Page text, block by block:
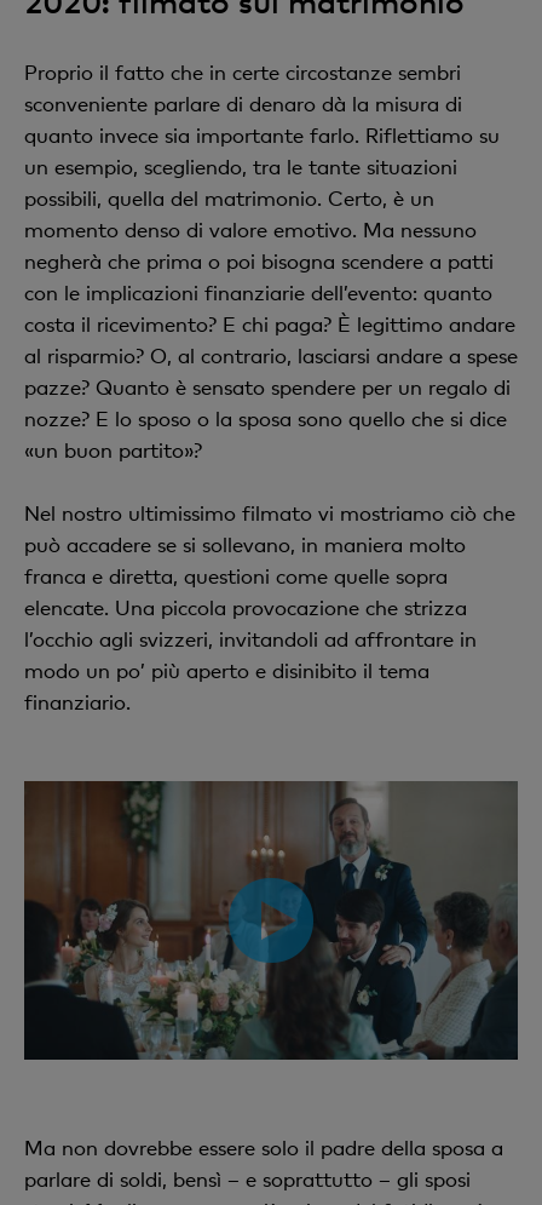
Proprio il fatto che in certe circostanze sembri
sconveniente parlare di denaro dà la misura di
quanto invece sia importante farlo. Riflettiamo su
un esempio, scegliendo, tra le tante situazioni
possibili, quella del matrimonio. Certo, è un
momento denso di valore emotivo. Ma nessuno
negherà che prima o poi bisogna scendere a patti
con le implicazioni finanziarie dell’evento: quanto
costa il ricevimento? E chi paga? È legittimo andare
al risparmio? O, al contrario, lasciarsi andare a spese
pazze? Quanto è sensato spendere per un regalo di
nozze? E lo sposo o la sposa sono quello che si dice
«un buon partito»?
Nel nostro ultimissimo filmato vi mostriamo ciò che
può accadere se si sollevano, in maniera molto
franca e diretta, questioni come quelle sopra
elencate. Una piccola provocazione che strizza
l’occhio agli svizzeri, invitandoli ad affrontare in
modo un po’ più aperto e disinibito il tema
finanziario.
Ma non dovrebbe essere solo il padre della sposa a
parlare di soldi, bensì – e soprattutto – gli sposi